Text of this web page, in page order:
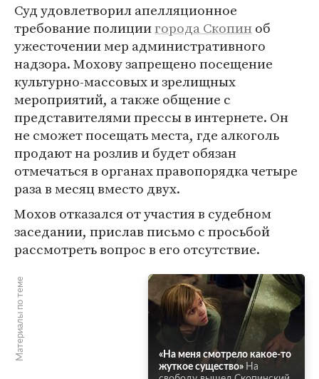
Суд удовлетворил апелляционное
требование полициигорода Скопин об
ужесточении мер административного
надзора. Мохову запрещено посещение
культурно-массовых и зрелищных
мероприятий, а также общение с
представителями прессы в интернете. Он
не сможет посещать места, где алкоголь
продают на розлив и будет обязан
отмечаться в органах правопорядка четыре
раза в месяц вместо двух.
Мохов отказался от участия в судебном
заседании, прислав письмо с просьбой
рассмотреть вопрос в его отсутствие.
Материалы по теме
«На меня смотрело какое-то
жуткое существо» На